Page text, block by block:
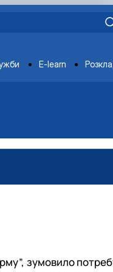
E-learn
зумовило